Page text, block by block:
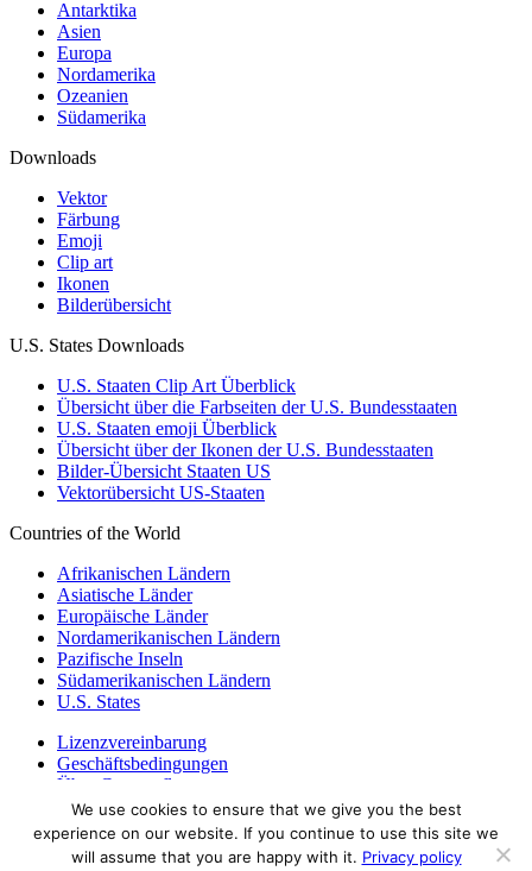
Antarktika
Asien
Europa
Nordamerika
Ozeanien
Südamerika
Downloads
Vektor
Färbung
Emoji
Clip art
Ikonen
Bilderübersicht
U.S. States Downloads
U.S. Staaten Clip Art Überblick
Übersicht über die Farbseiten der U.S. Bundesstaaten
U.S. Staaten emoji Überblick
Übersicht über der Ikonen der U.S. Bundesstaaten
Bilder-Übersicht Staaten US
Vektorübersicht US-Staaten
Countries of the World
Afrikanischen Ländern
Asiatische Länder
Europäische Länder
Nordamerikanischen Ländern
Pazifische Inseln
Südamerikanischen Ländern
U.S. States
Lizenzvereinbarung
Geschäftsbedingungen
Über Countryflags.com
Haftungsausschluss
Datenschutzerklärung
We use cookies to ensure that we give you the best
experience on our website. If you continue to use this site we
will assume that you are happy with it. Privacy policy